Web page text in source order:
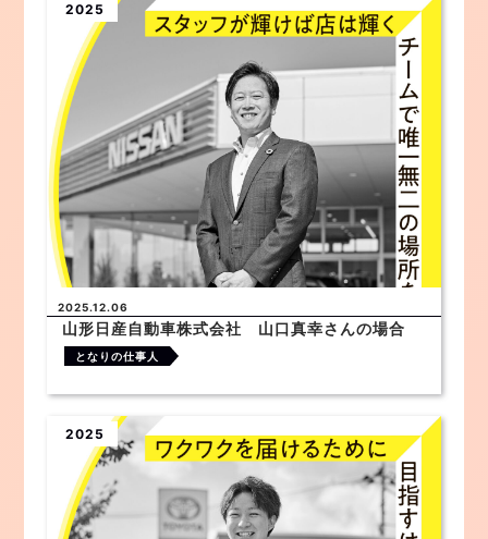
2025
2025.12.06
山形日産自動車株式会社 山口真幸さんの場合
となりの仕事人
2025